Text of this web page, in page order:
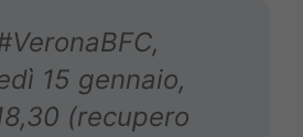
15 gennaio,
(recupero